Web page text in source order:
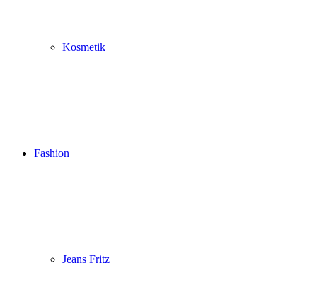
Kosmetik
Fashion
Jeans Fritz